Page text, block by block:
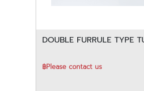
DOUBLE FURRULE TYPE
฿Please contact us